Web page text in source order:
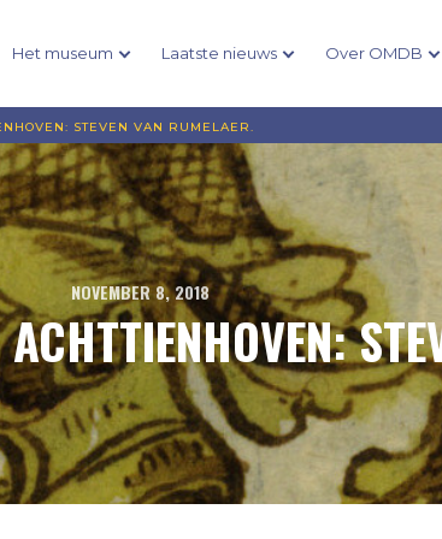
Het museum Laatste nieuws Over OMDB
STEVEN VAN RUMELAER.
NOVEMBER 8, 2018